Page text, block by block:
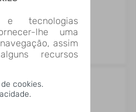
e tecnologias
lhe uma
assim
recursos
cookies.
Serviços